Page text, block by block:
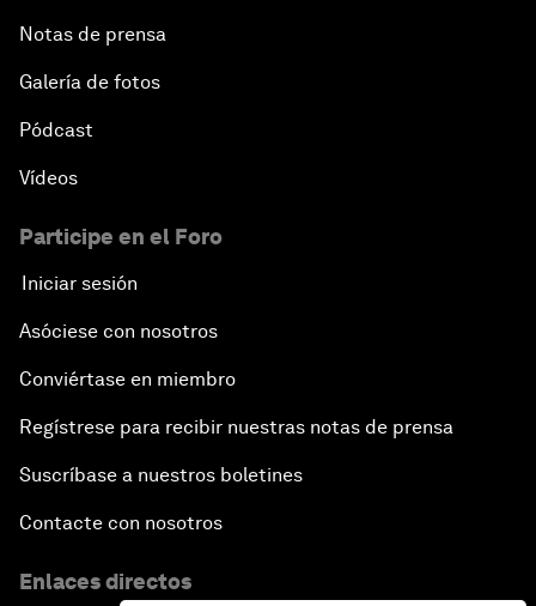
Notas de prensa
Galería de fotos
Pódcast
Vídeos
Participe en el Foro
Iniciar sesión
Asóciese con nosotros
Conviértase en miembro
Regístrese para recibir nuestras notas de prensa
Suscríbase a nuestros boletines
Contacte con nosotros
Enlaces directos